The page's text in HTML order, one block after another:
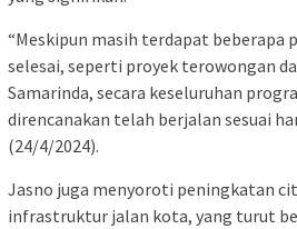
“Meskipun masih terdapat beberapa
selesai, seperti proyek terowongan
Samarinda, secara keseluruhan
direncanakan telah berjalan sesuai
(24/4/2024).
Jasno juga menyoroti peningkatan
infrastruktur jalan kota, yang turut